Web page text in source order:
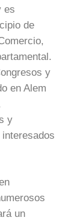
es
de
y
en Alem
y
un